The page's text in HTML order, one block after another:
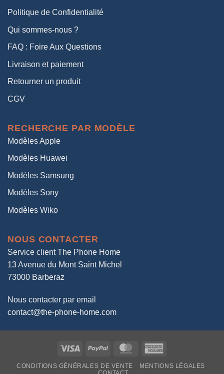
Politique de Confidentialité
Qui sommes-nous ?
FAQ : Foire Aux Questions
Livraison et paiement
Retourner un produit
CGV
RECHERCHE PAR MODÈLE
Modèles Apple
Modèles Huawei
Modèles Samsung
Modèles Sony
Modèles Wiko
NOUS CONTACTER
Service client The Phone Home
13 Avenue du Mont Saint Michel
73000 Barberaz
Nous contacter par email
contact@the-phone-home.com
Visa PayPal MasterCard
CONDITIONS GÉNÉRALES DE VENTE
MENTIONS LÉGALES